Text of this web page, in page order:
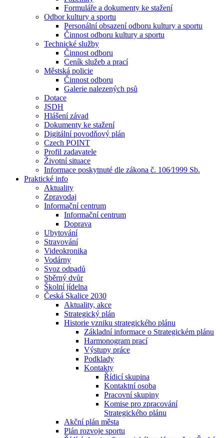
Formuláře a dokumenty ke stažení
Odbor kultury a sportu
Personální obsazení odboru kultury a sportu
Činnost odboru kultury a sportu
Technické služby
Činnost odboru
Ceník služeb a prací
Městská policie
Činnost odboru
Galerie nalezených psů
Dotace
JSDH
Hlášení závad
Dokumenty ke stažení
Digitální povodňový plán
Czech POINT
Profil zadavatele
Životní situace
Informace poskytnuté dle zákona č. 106⁄1999 Sb.
Praktické info
Aktuality
Zpravodaj
Informační centrum
Informační centrum
Doprava
Ubytování
Stravování
Videokronika
Vodárny
Svoz odpadů
Sběrný dvůr
Školní jídelna
Česká Skalice 2030
Aktuality, akce
Strategický plán
Historie vzniku strategického plánu
Základní informace o Strategickém plánu
Harmonogram prací
Výstupy práce
Podklady
Kontakty
Řídicí skupina
Kontaktní osoba
Pracovní skupiny
Komise pro zpracování
Strategického plánu
Akční plán města
Plán rozvoje sportu